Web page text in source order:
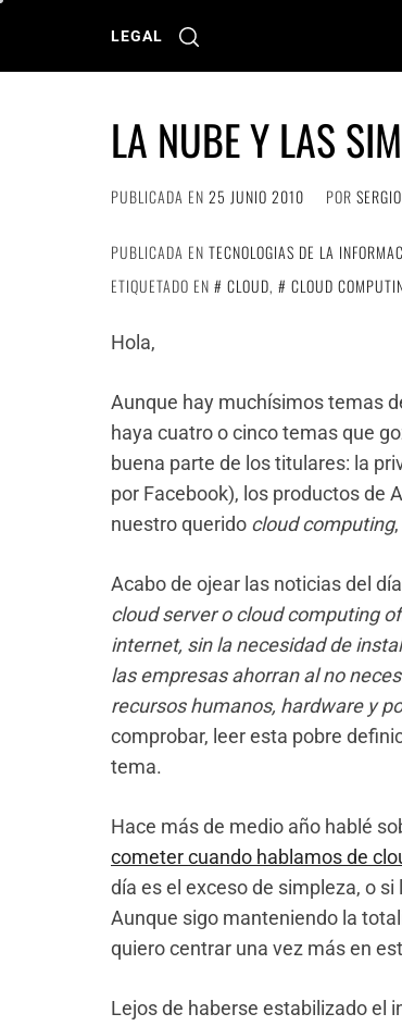
LEGAL
LA NUBE Y LAS
PUBLICADA EN 25 JUNIO 2010 POR
PUBLICADA EN TECNOLOGIAS DE LA
ETIQUETADO EN
CLOUD, CLOUD
Hola,
Aunque hay muchísimos temas
haya cuatro o cinco temas que
buena parte de los titulares: la
por Facebook), los productos de
nuestro querido cloud computing
Acabo de ojear las noticias del
cloud server o cloud computing
internet, sin la necesidad de
las empresas ahorran al no
recursos humanos, hardware y
comprobar, leer esta pobre
tema.
Hace más de medio año hablé
cometer cuando hablamos de
día es el exceso de simpleza, o
Aunque sigo manteniendo la
quiero centrar una vez más en
Lejos de haberse estabilizado el